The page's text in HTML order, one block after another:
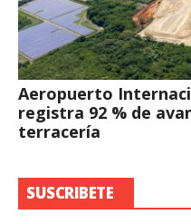
Aeropuerto
registra 92 % de
terracería
SUSCRIBETE